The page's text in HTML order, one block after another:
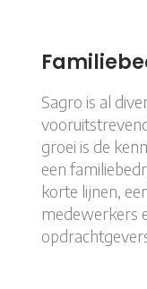
Sagro is al
groei is de
een
korte lijnen,
medewerkers